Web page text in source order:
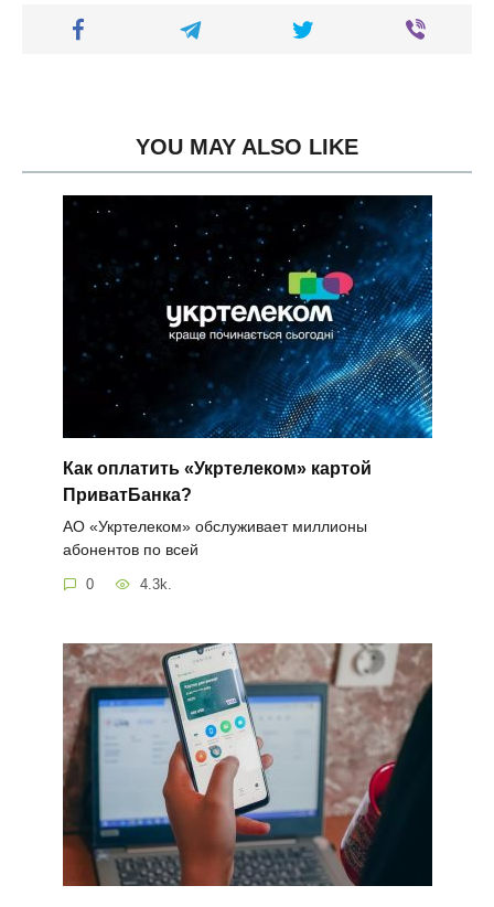
YOU MAY ALSO LIKE
Как оплатить «Укртелеком» картой
ПриватБанка?
АО «Укртелеком» обслуживает миллионы
абонентов по всей
0 4.3k.